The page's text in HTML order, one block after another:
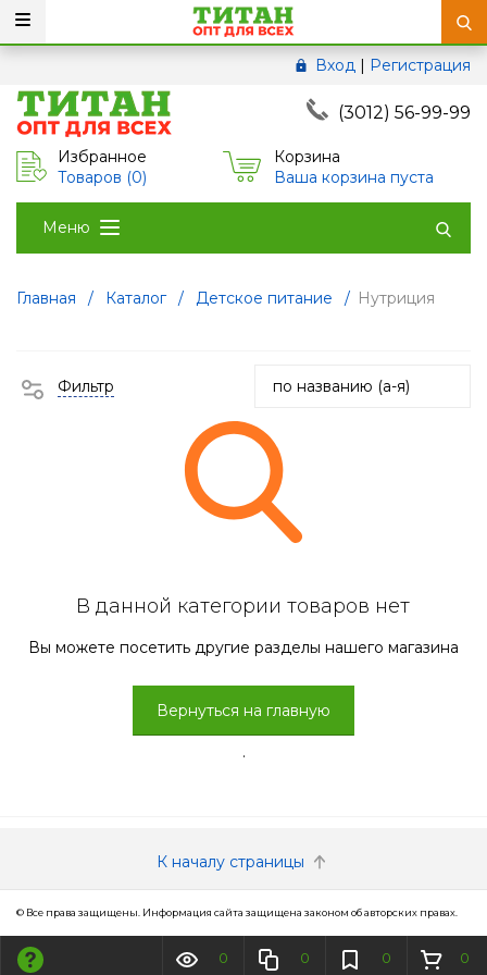
0 0 0 0
Вход | Регистрация
(3012) 56-99-99
Избранное
Товаров (0)
Корзина
Ваша корзина пуста
Меню
Главная / Каталог / Детское питание / Нутриция
Фильтр
В данной категории товаров нет
Вы можете посетить другие разделы нашего магазина
Вернуться на главную
.
К началу страницы
© Все права защищены. Информация сайта защищена законом об авторских правах.